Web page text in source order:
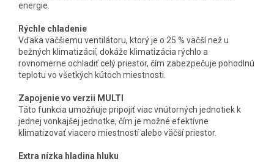
energie.
Rýchle chladenie
Vďaka väčšiemu ventilátoru, ktorý je o 25 % väčší než u
bežných klimatizácií, dokáže klimatizácia rýchlo a
rovnomerne ochladiť celý priestor, čím zabezpečuje pohodlnú
teplotu vo všetkých kútoch miestnosti.
Zapojenie vo verzii MULTI
Táto funkcia umožňuje pripojiť viac vnútorných jednotiek k
jednej vonkajšej jednotke, čím je možné efektívne
klimatizovať viacero miestností alebo väčší priestor.
Extra nízka hladina hluku